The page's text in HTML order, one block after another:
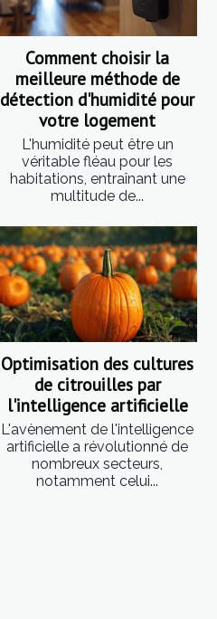
Comment choisir la
meilleure méthode de
détection d'humidité pour
votre logement
L'humidité peut être un
véritable fléau pour les
habitations, entraînant une
multitude de...
Optimisation des cultures
de citrouilles par
l'intelligence artificielle
L'avènement de l'intelligence
artificielle a révolutionné de
nombreux secteurs,
notamment celui...